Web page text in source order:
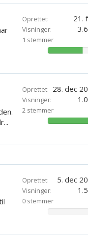
Oprettet: 21.
Visninger:
1 stemmer
Oprettet: 28. dec
Visninger:
2 stemmer
Oprettet: 5. dec
Visninger:
0 stemmer